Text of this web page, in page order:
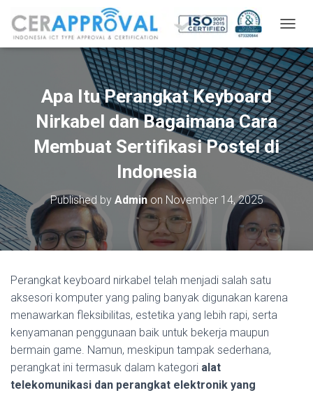
O
G
G
L
E
N
A
V
I
G
Apa Itu Perangkat Keyboard
Nirkabel dan Bagaimana Cara
Membuat Sertifikasi Postel di
Indonesia
Published by Adminon November 14, 2025
Perangkat keyboard nirkabel telah menjadi salah satu
aksesori komputer yang paling banyak digunakan karena
menawarkan fleksibilitas, estetika yang lebih rapi, serta
kenyamanan penggunaan baik untuk bekerja maupun
bermain game. Namun, meskipun tampak sederhana,
perangkat ini termasuk dalam kategori alat
telekomunikasi dan perangkat elektronik yang